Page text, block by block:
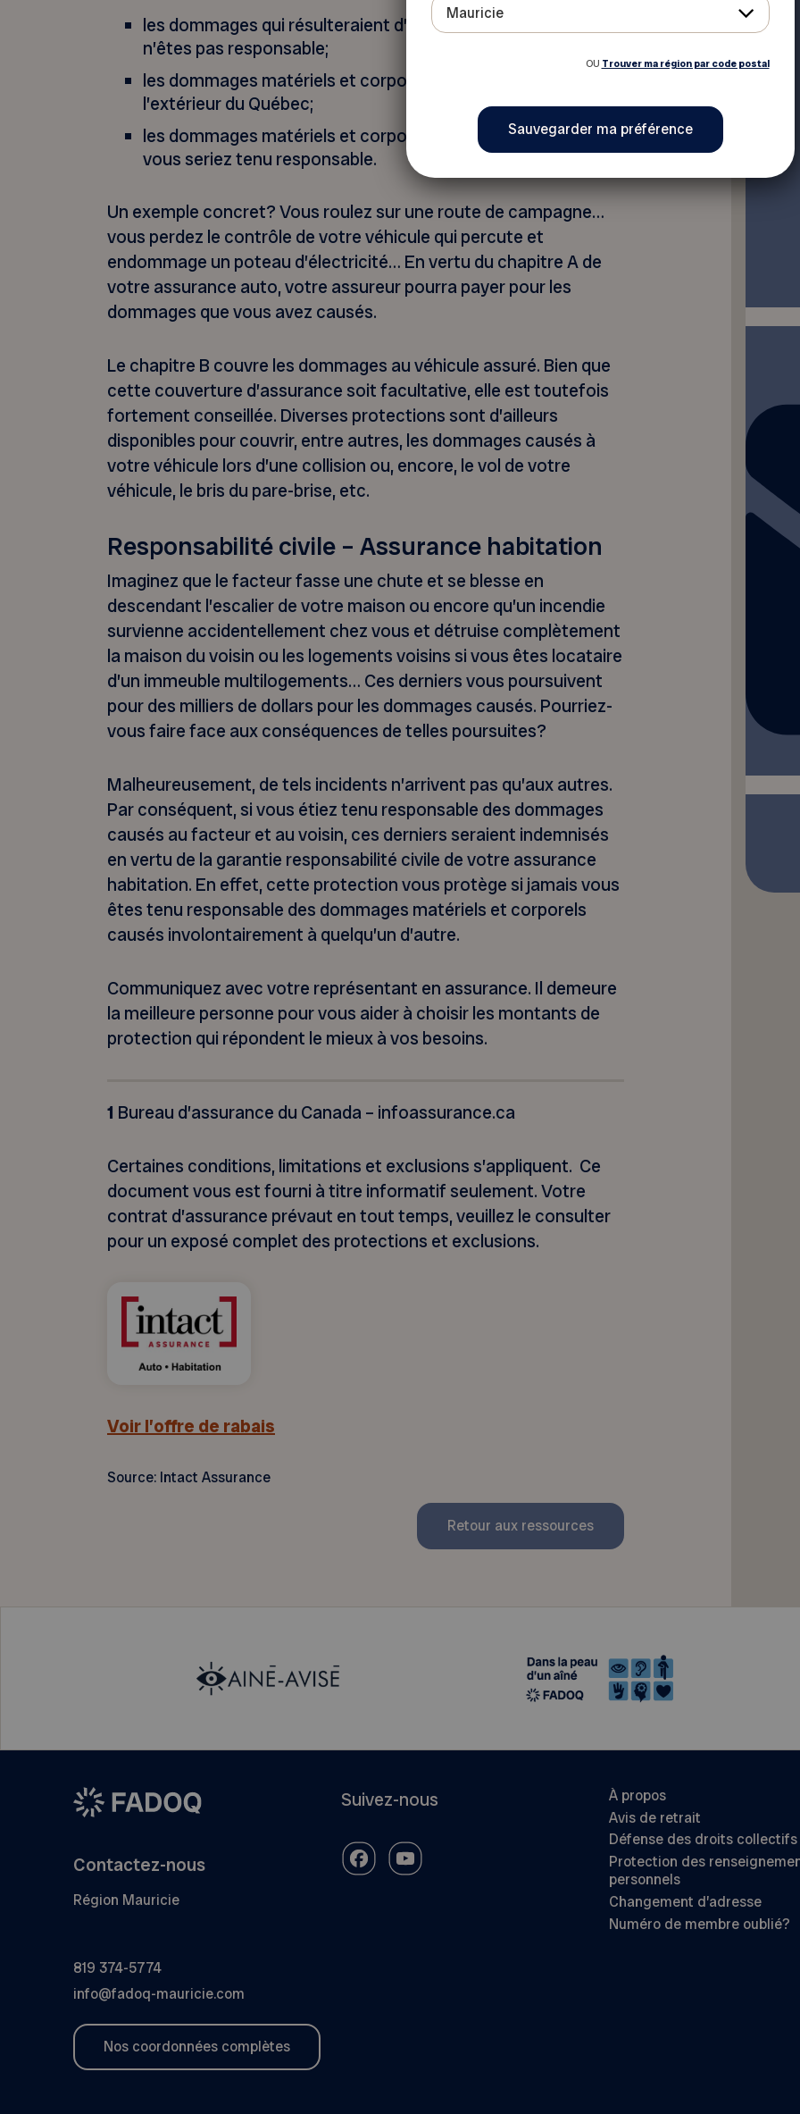
les dommages qui résulteraient d’une collision dont vous
n’êtes pas responsable;
les dommages matériels et corporels en cas d’accident à
l’extérieur du Québec;
les dommages matériels et corporels causés à autrui dont
vous seriez tenu responsable.
Un exemple concret? Vous roulez sur une route de campagne…
vous perdez le contrôle de votre véhicule qui percute et
endommage un poteau d’électricité… En vertu du chapitre A de
votre assurance auto, votre assureur pourra payer pour les
dommages que vous avez causés.
Le chapitre B couvre les dommages au véhicule assuré. Bien que
cette couverture d’assurance soit facultative, elle est toutefois
fortement conseillée. Diverses protections sont d’ailleurs
disponibles pour couvrir, entre autres, les dommages causés à
votre véhicule lors d’une collision ou, encore, le vol de votre
véhicule, le bris du pare-brise, etc.
Responsabilité civile – Assurance habitation
Imaginez que le facteur fasse une chute et se blesse en
descendant l’escalier de votre maison ou encore qu’un incendie
survienne accidentellement chez vous et détruise complètement
la maison du voisin ou les logements voisins si vous êtes locataire
d’un immeuble multilogements… Ces derniers vous poursuivent
pour des milliers de dollars pour les dommages causés. Pourriez-
vous faire face aux conséquences de telles poursuites?
Malheureusement, de tels incidents n’arrivent pas qu’aux autres.
Par conséquent, si vous étiez tenu responsable des dommages
causés au facteur et au voisin, ces derniers seraient indemnisés
en vertu de la garantie responsabilité civile de votre assurance
habitation. En effet, cette protection vous protège si jamais vous
êtes tenu responsable des dommages matériels et corporels
causés involontairement à quelqu’un d’autre.
Communiquez avec votre représentant en assurance. Il demeure
la meilleure personne pour vous aider à choisir les montants de
protection qui répondent le mieux à vos besoins.
1 Bureau d’assurance du Canada – infoassurance.ca
Certaines conditions, limitations et exclusions s’appliquent. Ce
document vous est fourni à titre informatif seulement. Votre
contrat d’assurance prévaut en tout temps, veuillez le consulter
pour un exposé complet des protections et exclusions.
Voir l’offre de rabais
Source: Intact Assurance
Retour aux ressources
Contactez-nous
Région Mauricie
819 374-5774
info@fadoq-mauricie.com
Nos coordonnées complètes
Suivez-nous
À propos
Avis de retrait
Défense des droits collectifs
Protection des
personnels
Changement d’adresse
Numéro de membre oublié?
Mauricie
OU Trouver ma région par code postal